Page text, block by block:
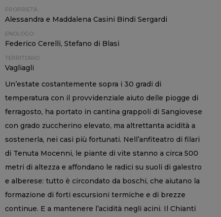
PROPRIETÀ:
Alessandra e Maddalena Casini Bindi Sergardi
ENOLOGO:
Federico Cerelli, Stefano di Blasi
TERRITORIO:
Vagliagli
Un’estate costantemente sopra i 30 gradi di
temperatura con il provvidenziale aiuto delle piogge di
ferragosto, ha portato in cantina grappoli di Sangiovese
con grado zuccherino elevato, ma altrettanta acidità a
sostenerla, nei casi più fortunati. Nell’anfiteatro di filari
di Tenuta Mocenni, le piante di vite stanno a circa 500
metri di altezza e affondano le radici su suoli di galestro
e alberese: tutto è circondato da boschi, che aiutano la
formazione di forti escursioni termiche e di brezze
continue. E a mantenere l’acidità negli acini. Il Chianti